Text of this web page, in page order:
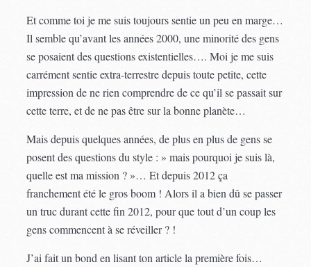
Et comme toi je me suis toujours sentie un peu en marge…
Il semble qu’avant les années 2000, une minorité des gens
se posaient des questions existentielles…. Moi je me suis
carrément sentie extra-terrestre depuis toute petite, cette
impression de ne rien comprendre de ce qu’il se passait sur
cette terre, et de ne pas être sur la bonne planète…
Mais depuis quelques années, de plus en plus de gens se
posent des questions du style : » mais pourquoi je suis là,
quelle est ma mission ? »… Et depuis 2012 ça
franchement été le gros boom ! Alors il a bien dû se passer
un truc durant cette fin 2012, pour que tout d’un coup les
gens commencent à se réveiller ? !
J’ai fait un bond en lisant ton article la première fois…